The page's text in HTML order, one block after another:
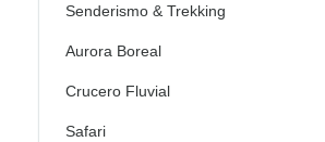
Senderismo & Trekking
Aurora Boreal
Crucero Fluvial
Safari